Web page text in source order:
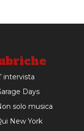
intervista
Days
solo musica
New York